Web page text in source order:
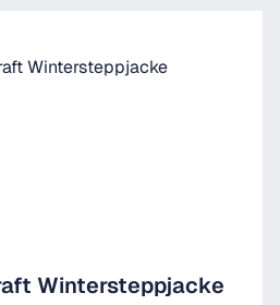
Wintersteppjacke